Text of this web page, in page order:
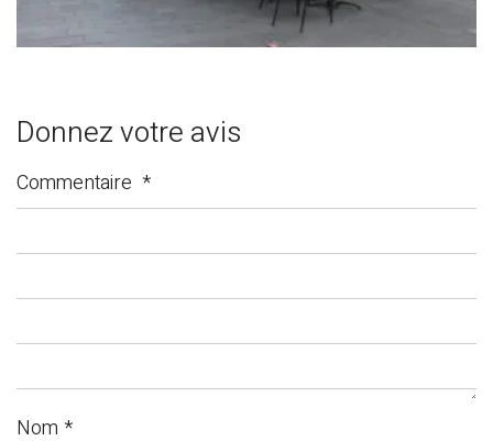
Donnez votre avis
Commentaire *
Nom *